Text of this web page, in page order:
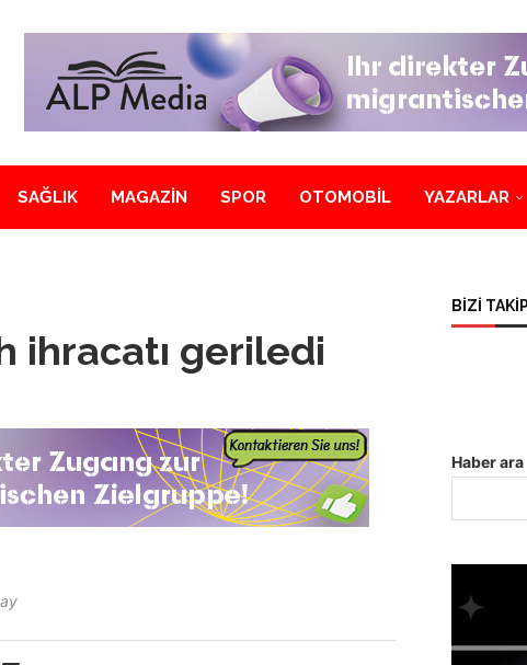
SAĞLIK MAGAZİN SPOR OTOMOBİL YAZARLAR
ihracatı geriledi
BİZİ
Haber ara